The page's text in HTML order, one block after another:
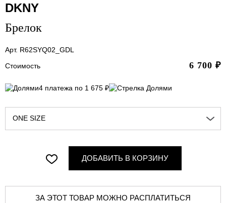
DKNY
Брелок
Арт. R62SYQ02_GDL
Стоимость
6 700 ₽
4 платежа по 1 675 ₽
ONE SIZE
ДОБАВИТЬ В КОРЗИНУ
ЗА ЭТОТ ТОВАР МОЖНО РАСПЛАТИТЬСЯ